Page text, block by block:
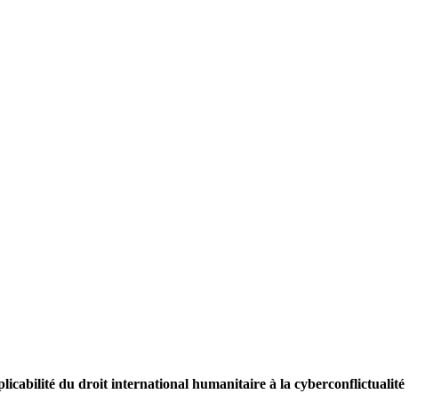
du droit international humanitaire à la cyberconflictualité